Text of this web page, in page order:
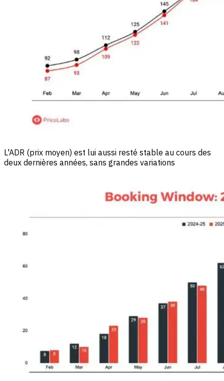
L'ADR (prix moyen) est lui aussi resté stable au cours des
deux dernières années, sans grandes variations